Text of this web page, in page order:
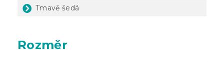
Tmavě šedá
Rozměr